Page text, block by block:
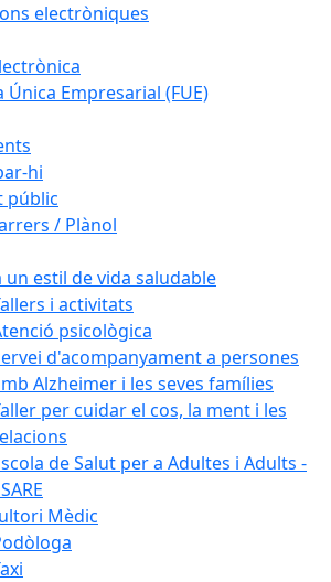
electròniques
Única Empresarial (FUE)
hi
públic
/ Plànol
un estil de vida saludable
i activitats
psicològica
d'acompanyament a persones
Alzheimer i les seves famílies
per cuidar el cos, la ment i les
de Salut per a Adultes i Adults -
Mèdic